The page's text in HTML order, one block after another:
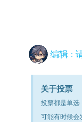
编辑 :
关于投票
投票都是单选
可能有时候会